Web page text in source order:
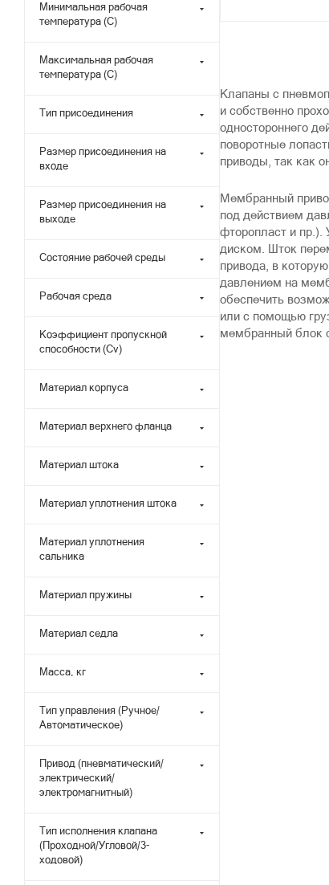
Клапаны с
и собственно
одностороннего
поворотные
приводы, так как
Мембранный
под действием
фторопласт и
диском. Шток
привода, в
давлением на
обеспечить
или с помощью
мембранный блок
Минимальная рабочая
температура (С)
Максимальная рабочая
температура (С)
Тип присоединения
Размер присоединения на
входе
Размер присоединения на
выходе
Состояние рабочей среды
Рабочая среда
Коэффициент пропускной
способности (Cv)
Материал корпуса
Материал верхнего фланца
Материал штока
Материал уплотнения штока
Материал уплотнения
сальника
Материал пружины
Материал седла
Масса, кг
Тип управления (Ручное/
Автоматическое)
Привод (пневматический/
электрический/
электромагнитный)
Тип исполнения клапана
(Проходной/Угловой/3-
ходовой)